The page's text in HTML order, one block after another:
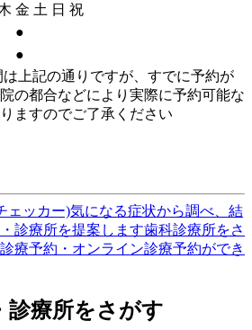
金 土 日 祝
●
●
上記の通りですが、すでに予約が
の都合などにより実際に予約可能な
ますのでご了承ください
ェッカー)気になる症状から調べ、結
診療所を提案します歯科診療所をさ
療予約・オンライン診療予約ができ
診療所をさがす